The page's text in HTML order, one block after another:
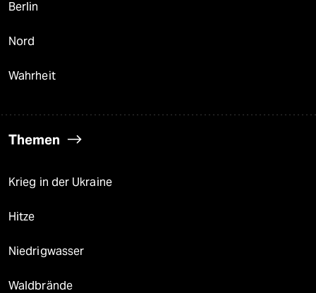
Berlin
Nord
Wahrheit
Themen
Krieg in der Ukraine
Hitze
Niedrigwasser
Waldbrände